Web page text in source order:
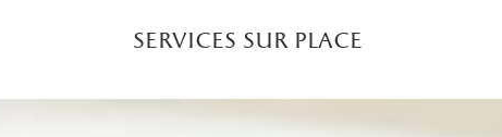
services sur place